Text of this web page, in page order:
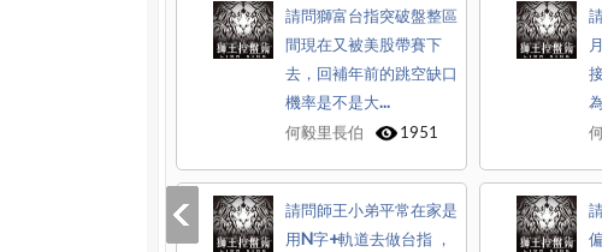
請問獅富台指突破盤整區
間現在又被美股帶賽下
去，回補年前的跳空缺口
機率是不是大...
何毅里長伯
1951
請問師王小弟平常在家是
用N字+軌道去做台指 ，